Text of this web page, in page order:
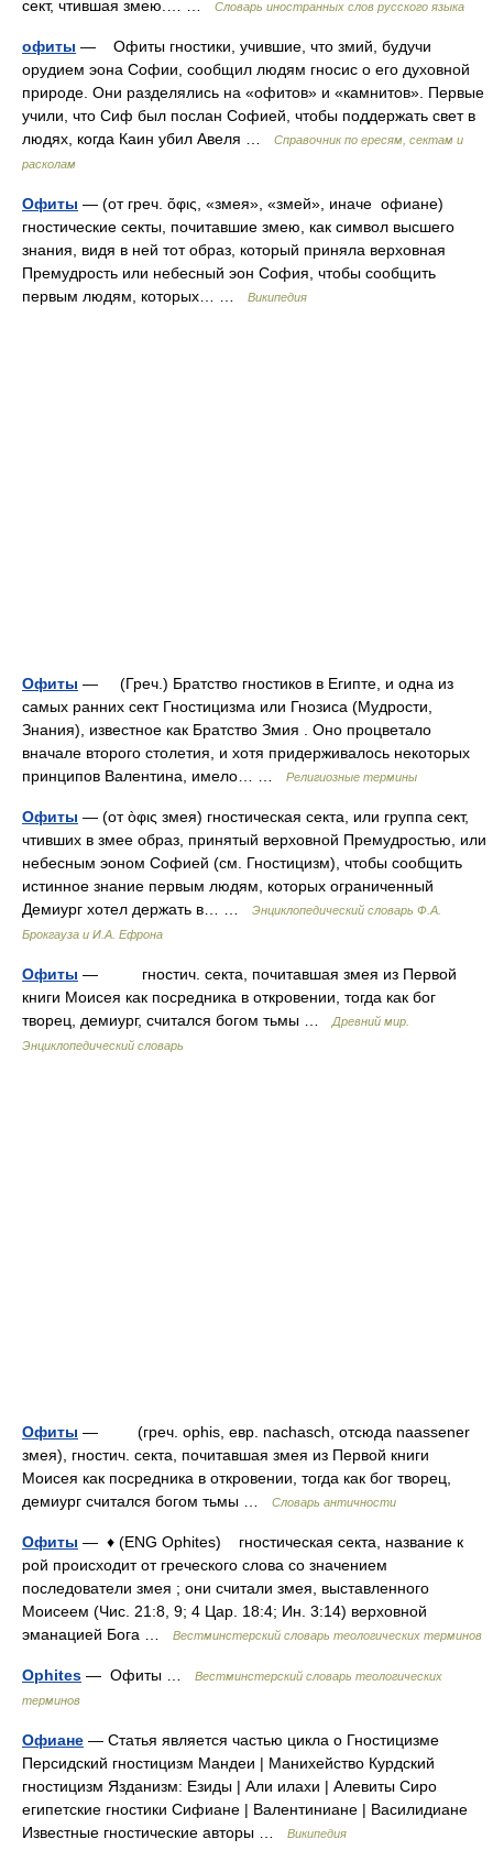
сект, чтившая змею.… … Словарь иностранных слов русского языка
офиты — Офиты гностики, учившие, что змий, будучи
орудием эона Софии, сообщил людям гносис о его духовной
природе. Они разделялись на «офитов» и «камнитов». Первые
учили, что Сиф был послан Софией, чтобы поддержать свет в
людях, когда Каин убил Авеля …
Справочник по ересям, сектам и
расколам
Офиты — (от греч. ὄφις, «змея», «змей», иначе офиане)
гностические секты, почитавшие змею, как символ высшего
знания, видя в ней тот образ, который приняла верховная
Премудрость или небесный эон София, чтобы сообщить
первым людям, которых… …
Википедия
Офиты — (Греч.) Братство гностиков в Египте, и одна из
самых ранних сект Гностицизма или Гнозиса (Мудрости,
Знания), известное как Братство Змия . Оно процветало
вначале второго столетия, и хотя придерживалось некоторых
принципов Валентина, имело… …
Религиозные термины
Офиты — (от òφις змея) гностическая секта, или группа сект,
чтивших в змее образ, принятый верховной Премудростью, или
небесным эоном Софией (см. Гностицизм), чтобы сообщить
истинное знание первым людям, которых ограниченный
Демиург хотел держать в… …
Энциклопедический словарь Ф.А.
Брокгауза и И.А. Ефрона
Офиты — гностич. секта, почитавшая змея из Первой
книги Моисея как посредника в откровении, тогда как бог
творец, демиург, считался богом тьмы …
Древний мир.
Энциклопедический словарь
Офиты — (греч. ophis, евр. nachasch, отсюда naassener
змея), гностич. секта, почитавшая змея из Первой книги
Моисея как посредника в откровении, тогда как бог творец,
демиург считался богом тьмы …
Словарь античности
Офиты — ♦ (ENG Ophites) гностическая секта, название к
рой происходит от греческого слова со значением
последователи змея ; они считали змея, выставленного
Моисеем (Чис. 21:8, 9; 4 Цар. 18:4; Ин. 3:14) верховной
эманацией Бога …
Вестминстерский словарь теологических терминов
Ophites — Офиты …
Вестминстерский словарь теологических
терминов
Офиане — Статья является частью цикла о Гностицизме
Персидский гностицизм Мандеи | Манихейство Курдский
гностицизм Язданизм: Езиды | Али илахи | Алевиты Сиро
египетские гностики Сифиане | Валентиниане | Василидиане
Известные гностические авторы …
Википедия